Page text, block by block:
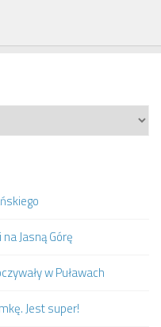
Jasną Górę
w Puławach
Jest super!